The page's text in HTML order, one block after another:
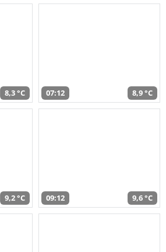
8,3 °C 07:12 8,9 °C
9,2 °C 09:12 9,6 °C